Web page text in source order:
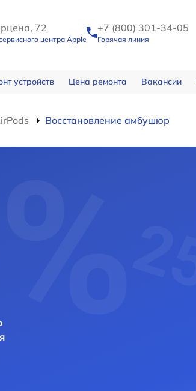
72
центра Apple
+7 (800) 301-34-05
Горячая линия
устройств Цена ремонта Вакансии
Восстановление амбушюр